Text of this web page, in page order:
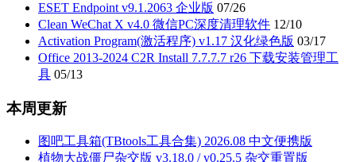
ESET Endpoint v9.1.2063 企业版 07/26
Clean WeChat X v4.0 微信PC深度清理软件 12/10
Activation Program(激活程序) v1.17 汉化绿色版 03/17
Office 2013-2024 C2R Install 7.7.7.7 r26 下载安装管理工
具 05/13
本周更新
图吧工具箱(TBtools工具合集) 2026.08 中文便携版
植物大战僵尸杂交版 v3.18.0 / v0.25.5 杂交重置版